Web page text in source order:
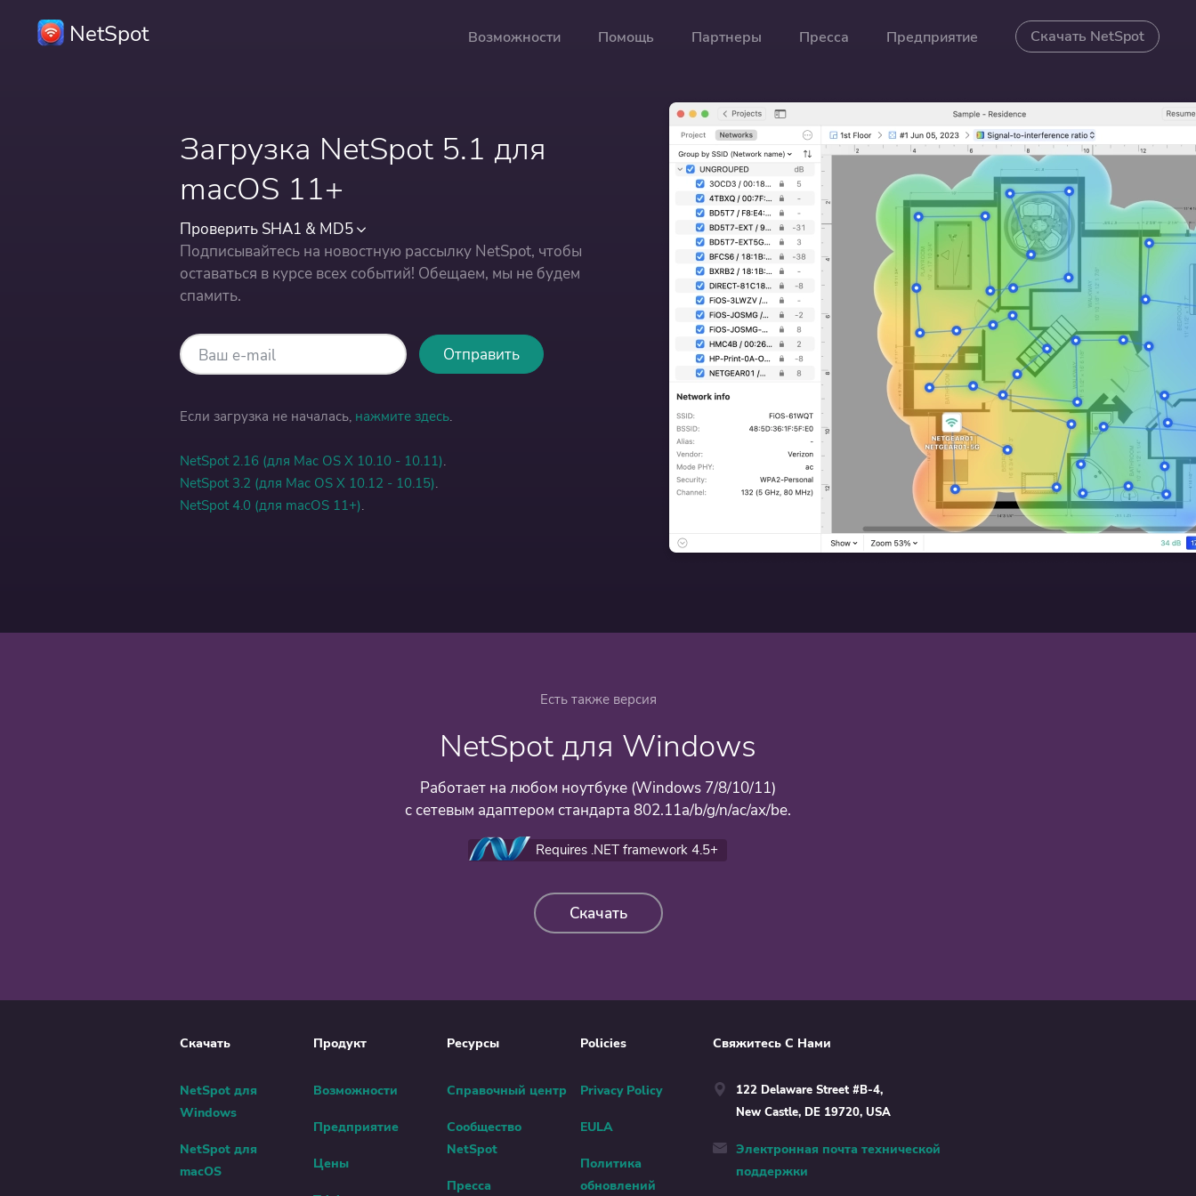
NetSpot Возможности Помощь Партнеры Пресса Предприятие Скачать NetSpot
Загрузка NetSpot 5.1 для
macOS 11+
Проверить SHA1 & MD5
Подписывайтесь на новостную рассылку NetSpot, чтобы
оставаться в курсе всех событий! Обещаем, мы не будем
спамить.
Отправить
Если загрузка не началась, нажмите здесь.
NetSpot 2.16 (для Mac OS X 10.10 - 10.11).
NetSpot 3.2 (для Mac OS X 10.12 - 10.15).
NetSpot 4.0 (для macOS 11+).
Есть также версия
NetSpot для Windows
Работает на любом ноутбуке (Windows 7/8/10/11)
с сетевым адаптером стандарта 802.11a/b/g/n/ac/ax/be.
Requires .NET framework 4.5+
Скачать
Скачать
NetSpot для
Windows
NetSpot для
macOS
Продукт
Возможности
Предприятие
Цены
Ресурсы
Справочный центр
Сообщество
NetSpot
Пресса
Policies
Privacy Policy
EULA
Политика
обновлений
Свяжитесь С Нами
122 Delaware Street #B-4,
New Castle, DE 19720, USA
Электронная почта технической
поддержки